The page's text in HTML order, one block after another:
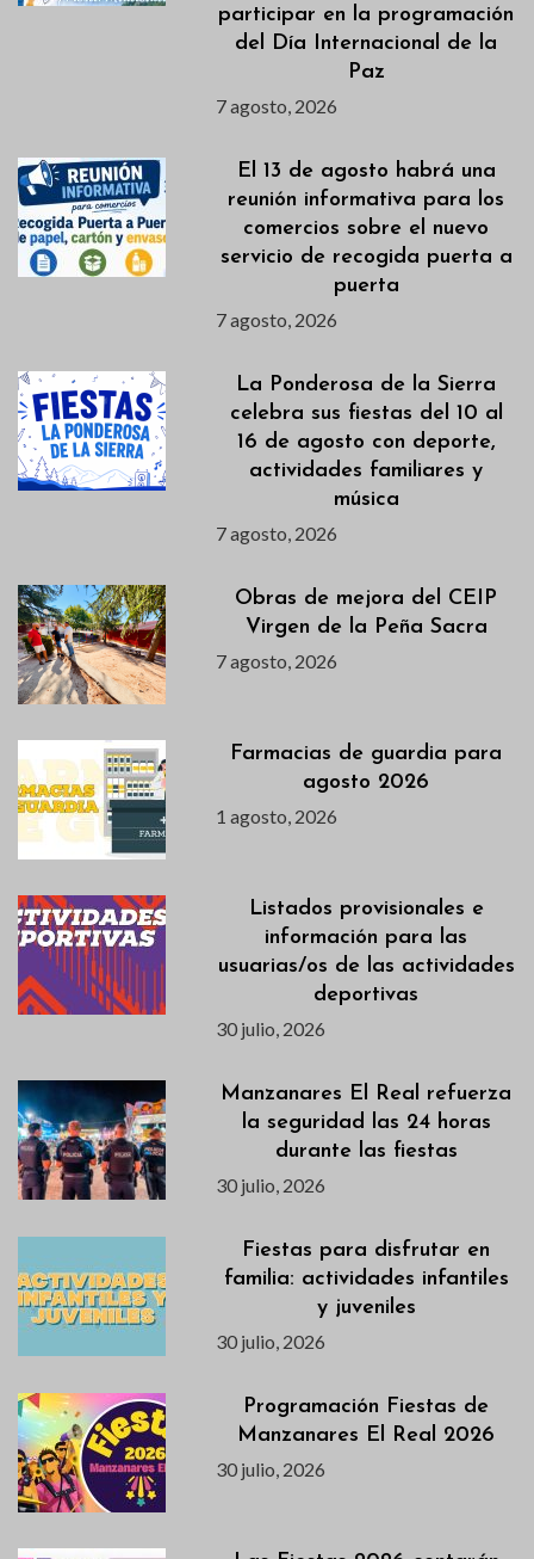
participar en la programación
del Día Internacional de la
Paz
7 agosto, 2026
El 13 de agosto habrá una
reunión informativa para los
comercios sobre el nuevo
servicio de recogida puerta a
puerta
7 agosto, 2026
La Ponderosa de la Sierra
celebra sus fiestas del 10 al
16 de agosto con deporte,
actividades familiares y
música
7 agosto, 2026
Obras de mejora del CEIP
Virgen de la Peña Sacra
7 agosto, 2026
Farmacias de guardia para
agosto 2026
1 agosto, 2026
Listados provisionales e
información para las
usuarias/os de las actividades
deportivas
30 julio, 2026
Manzanares El Real refuerza
la seguridad las 24 horas
durante las fiestas
30 julio, 2026
Fiestas para disfrutar en
familia: actividades infantiles
y juveniles
30 julio, 2026
Programación Fiestas de
Manzanares El Real 2026
30 julio, 2026